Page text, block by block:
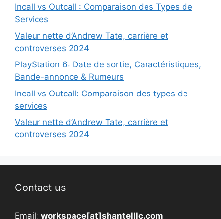
Incall vs Outcall : Comparaison des Types de
Services
Valeur nette d’Andrew Tate, carrière et
controverses 2024
PlayStation 6: Date de sortie, Caractéristiques,
Bande-annonce & Rumeurs
Incall vs Outcall: Comparaison des types de
services
Valeur nette d’Andrew Tate, carrière et
controverses 2024
Contact us
Email: workspace[at]shantelllc.com